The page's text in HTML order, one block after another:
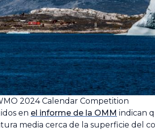
2024 Calendar Competition
en el informe de la OMM indican
media cerca de la superficie del